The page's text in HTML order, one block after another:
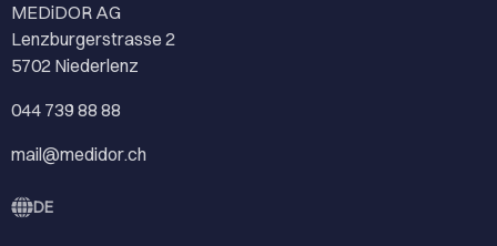
MEDiDOR AG
Lenzburgerstrasse 2
5702 Niederlenz
044 739 88 88
mail@medidor.ch
DE